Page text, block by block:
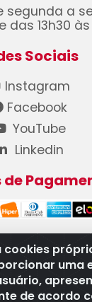
cookies
uma
de acordo
segunda a
das 13h30 às
Sociais
Instagram
Facebook
YouTube
Linkedin
de
Automotivos
Rua do Níquel,
GO - CEP